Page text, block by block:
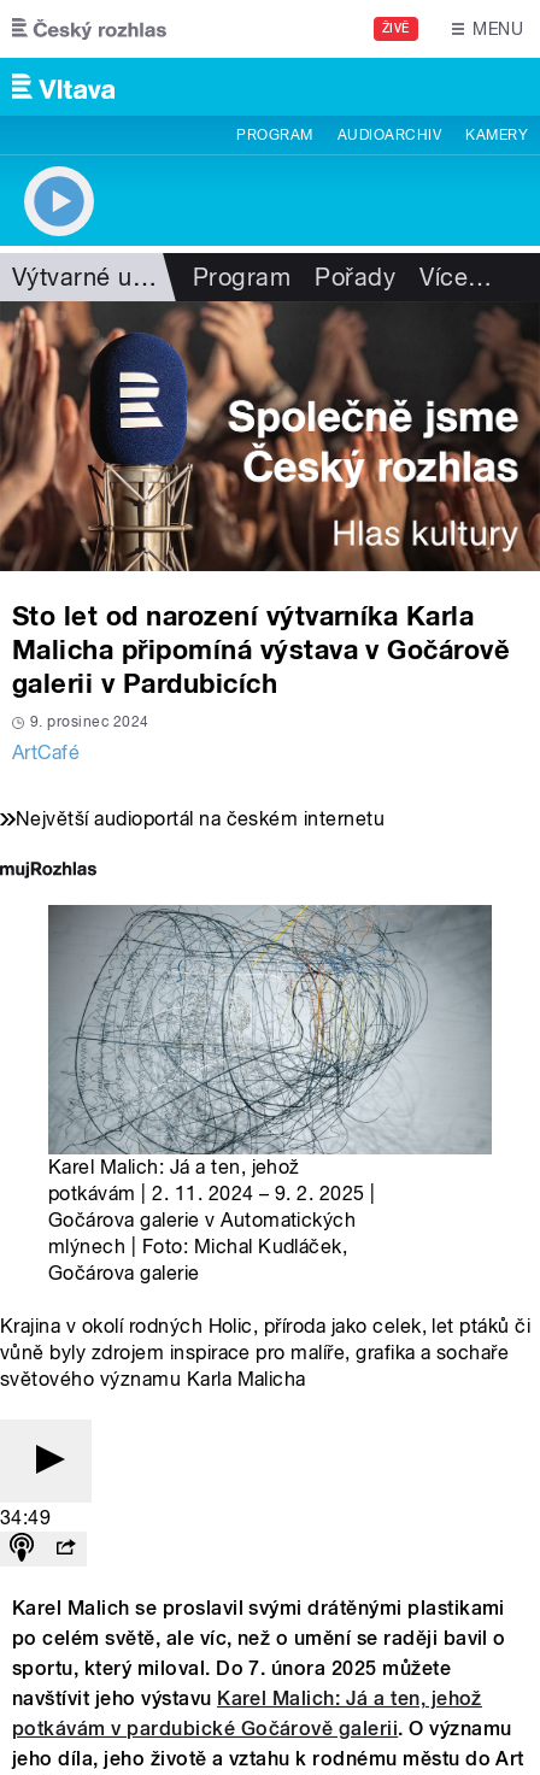
Přejít k hlavnímu obsahu
ŽIVĚ MENU
PROGRAM AUDIOARCHIV KAMERY
Výtvarné umění Program Pořady Více…
Sto let od narození výtvarníka Karla
Malicha připomíná výstava v Gočárově
galerii v Pardubicích
9. prosinec 2024
ArtCafé
Největší audioportál na českém internetu
Karel Malich: Já a ten, jehož
potkávám | 2. 11. 2024 – 9. 2. 2025 |
Gočárova galerie v Automatických
mlýnech | Foto: Michal Kudláček,
Gočárova galerie
Krajina v okolí rodných Holic, příroda jako celek, let ptáků či
vůně byly zdrojem inspirace pro malíře, grafika a sochaře
světového významu Karla Malicha
34:49
Karel Malich se proslavil svými drátěnými plastikami
po celém světě, ale víc, než o umění se raději bavil o
sportu, který miloval. Do 7. února 2025 můžete
navštívit jeho výstavu Karel Malich: Já a ten, jehož
potkávám v pardubické Gočárově galerii. O významu
jeho díla, jeho životě a vztahu k rodnému městu do Art